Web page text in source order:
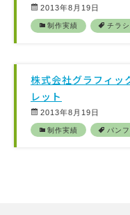
2013年8月19日
制作実績 チラシ
株式会社グラフィッ
レット
2013年8月19日
制作実績 パン